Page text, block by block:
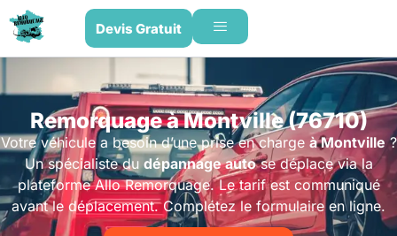
Devis Gratuit
Remorquage à Montville (76710)
Votre véhicule a besoin d’une prise en charge à Montville?
Un spécialiste dudépannage autose déplace via la
plateforme Allo Remorquage. Le tarif est communiqué
avant le déplacement. Complétez le formulaire en ligne.